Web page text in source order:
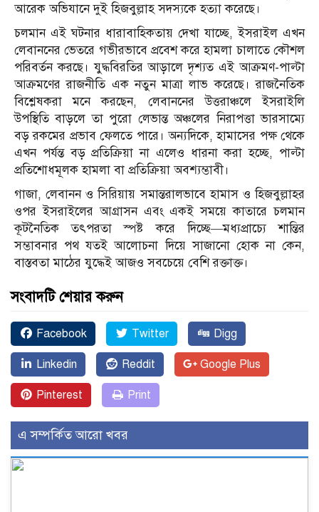
আরেক অভিযানে দুই হিজবুল্লাহ সদস্যকে হত্যা করেছে।
চলমান এই ঘটনার ধারাবাহিকতায় দেখা যাচ্ছে, ইসরাইল এখন
লেবাননের ভেতরে গভীরভাবে প্রবেশ করে হামলা চালাতে কৌশল
পরিবর্তন করছে। যুদ্ধবিরতির আড়ালে দৃশ্যত এই আক্রমণ-পাল্টা
আক্রমণের রাজনীতি এক নতুন মাত্রা লাভ করেছে। রাজনৈতিক
বিশ্লেষকরা মনে করছেন, লেবাননের উত্তরাঞ্চলে ইসরাইলি
উপস্থিতি বাড়লে তা পুরো লেভান্ত অঞ্চলের নিরাপত্তা ভারসাম্যে
বড় রকমের প্রভাব ফেলতে পারে। অন্যদিকে, হামাসের পক্ষ থেকে
এখন পর্যন্ত বড় প্রতিক্রিয়া না এলেও ধারনা করা হচ্ছে, পাল্টা
প্রতিশোধমূলক হামলা বা প্রতিক্রিয়া অবশ্যম্ভাবী।
গাজা, লেবানন ও সিরিয়ায় সমান্তরালভাবে হামাস ও হিজবুল্লাহর
ওপর ইসরাইলের আগ্রাসন এবং একই সময়ে কাতারে চলমান
কূটনৈতিক তৎপরতা স্পষ্ট করে দিচ্ছে—মধ্যপ্রাচ্যে শান্তির
সম্ভাবনার পথ যতই আলোচনা দিয়ে সাজানো হোক না কেন,
বাস্তবতা মাঠের যুদ্ধেই আজও সবচেয়ে বেশি রক্তাক্ত।
সংবাদটি শেয়ার করুন
Facebook Twitter Digg
Linkedin Reddit Google Plus
Pinterest Print
এ সম্পর্কিত আরো খবর